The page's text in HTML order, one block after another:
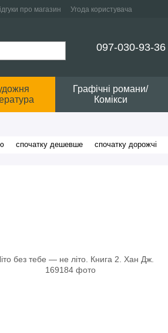
про магазин
Угода користувача
097-030-93-36
Графічні романи/
Комікси
спочатку дешевше спочатку дорожчі